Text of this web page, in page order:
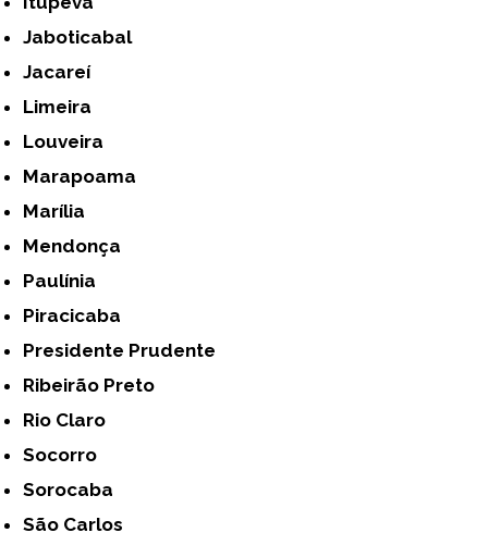
Jaboticabal
Jacareí
Limeira
Louveira
Marapoama
Marília
Mendonça
Paulínia
Piracicaba
Presidente Prudente
Ribeirão Preto
Rio Claro
Socorro
Sorocaba
São Carlos